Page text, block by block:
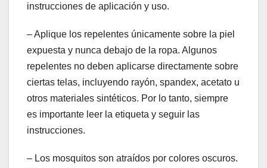
instrucciones de aplicación y uso.
– Aplique los repelentes únicamente sobre la piel
expuesta y nunca debajo de la ropa. Algunos
repelentes no deben aplicarse directamente sobre
ciertas telas, incluyendo rayón, spandex, acetato u
otros materiales sintéticos. Por lo tanto, siempre
es importante leer la etiqueta y seguir las
instrucciones.
– Los mosquitos son atraídos por colores oscuros.